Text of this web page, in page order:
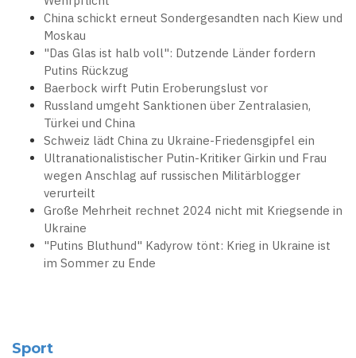
China schickt erneut Sondergesandten nach Kiew und
Moskau
"Das Glas ist halb voll": Dutzende Länder fordern
Putins Rückzug
Baerbock wirft Putin Eroberungslust vor
Russland umgeht Sanktionen über Zentralasien,
Türkei und China
Schweiz lädt China zu Ukraine-Friedensgipfel ein
Ultranationalistischer Putin-Kritiker Girkin und Frau
wegen Anschlag auf russischen Militärblogger
verurteilt
Große Mehrheit rechnet 2024 nicht mit Kriegsende in
Ukraine
"Putins Bluthund" Kadyrow tönt: Krieg in Ukraine ist
im Sommer zu Ende
Sport